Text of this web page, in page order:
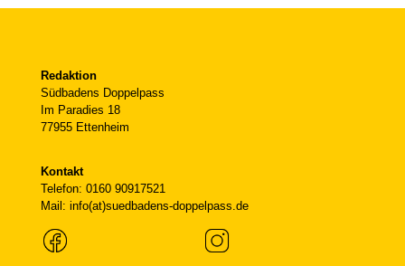
Redaktion
Südbadens Doppelpass
Im Paradies 18
77955 Ettenheim
Kontakt
Telefon: 0160 90917521
Mail: info(at)suedbadens-doppelpass.de